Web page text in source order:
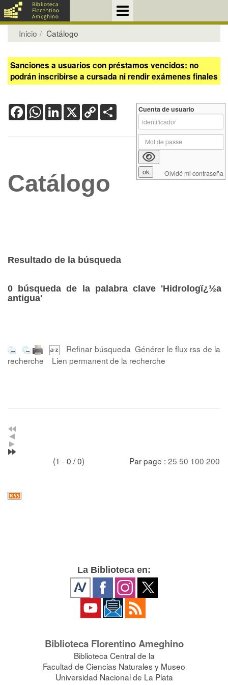
Inicio Catálogo
Sanciones a usuarios con préstamos vencidos: no
podrán inscribirse a cursada ni rendir exámenes finales
FacebookWhatsApp
LinkedIn
X Copy
Link
Catálogo
Resultado de la búsqueda
0 búsqueda de la palabra clave 'Hidrologï¿½a
antigua'
Refinar búsqueda Générer le flux rss de la
recherche
Lien permanent de la recherche
(1 - 0 / 0) Par page : 25 50 100 200
Cuenta de usuario
Olvidé mi contraseña
La Biblioteca en:
Biblioteca Florentino Ameghino
Biblioteca Central de la
Facultad de Ciencias Naturales y Museo
Universidad Nacional de La Plata